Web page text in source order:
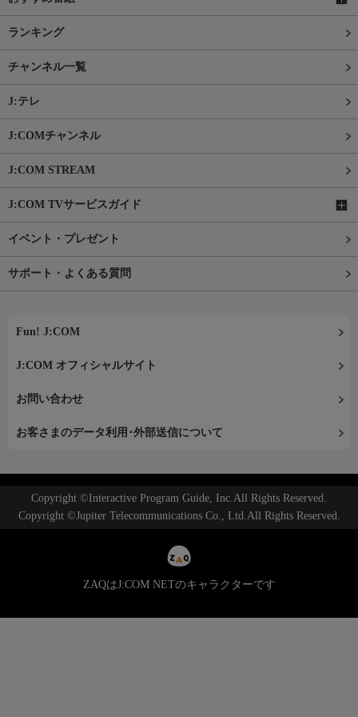
ランキング
チャンネル一覧
J:テレ
J:COMチャンネル
J:COM STREAM
J:COM TVサービスガイド
イベント・プレゼント
サポート・よくある質問
Fun! J:COM
J:COM オフィシャルサイト
お問い合わせ
お客さまのデータ利用･外部送信について
Copyright ©Interactive Program Guide, Inc.All Rights Reserved.
Copyright ©Jupiter Telecommunications Co., Ltd.All Rights Reserved.
ZAQはJ:COM NETのキャラクターです